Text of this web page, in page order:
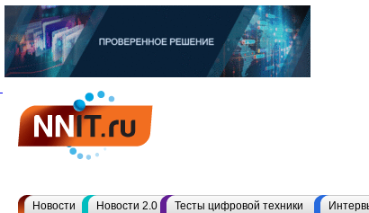
Новости Новости 2.0 Тесты цифровой техники